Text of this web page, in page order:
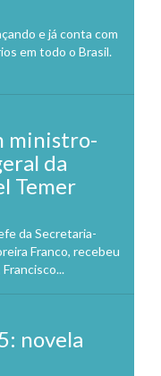
e já conta com
em todo o Brasil.
ministro-
da
Temer
da Secretaria-
Franco, recebeu
novela